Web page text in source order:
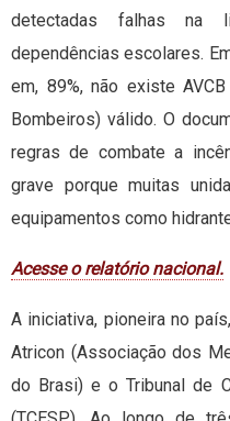
detectadas falhas na
dependências escolares.
em, 89%, não existe
Bombeiros) válido. O
regras de combate a
grave porque muitas
equipamentos como
Acesse o relatório nacional.
A iniciativa, pioneira no
Atricon (Associação dos
do Brasi) e o Tribunal de